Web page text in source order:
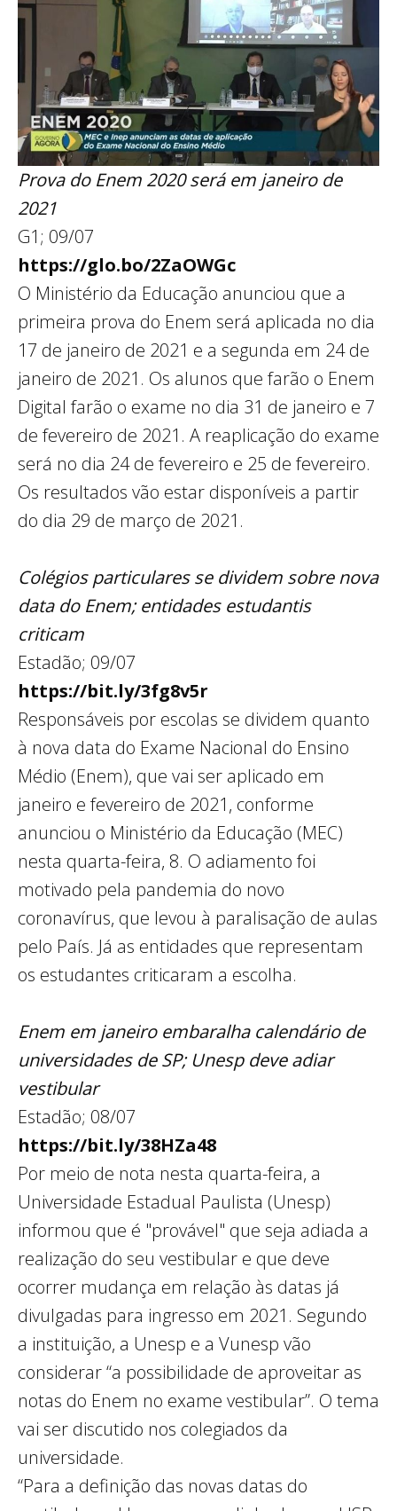
Prova do Enem 2020 será em janeiro de
2021
G1; 09/07
https://glo.bo/2ZaOWGc
O Ministério da Educação anunciou que a
primeira prova do Enem será aplicada no dia
17 de janeiro de 2021 e a segunda em 24 de
janeiro de 2021. Os alunos que farão o Enem
Digital farão o exame no dia 31 de janeiro e 7
de fevereiro de 2021. A reaplicação do exame
será no dia 24 de fevereiro e 25 de fevereiro.
Os resultados vão estar disponíveis a partir
do dia 29 de março de 2021.
Colégios particulares se dividem sobre nova
data do Enem; entidades estudantis
criticam
Estadão; 09/07
https://bit.ly/3fg8v5r
Responsáveis por escolas se dividem quanto
à nova data do Exame Nacional do Ensino
Médio (Enem), que vai ser aplicado em
janeiro e fevereiro de 2021, conforme
anunciou o Ministério da Educação (MEC)
nesta quarta-feira, 8. O adiamento foi
motivado pela pandemia do novo
coronavírus, que levou à paralisação de aulas
pelo País. Já as entidades que representam
os estudantes criticaram a escolha.
Enem em janeiro embaralha calendário de
universidades de SP; Unesp deve adiar
vestibular
Estadão; 08/07
https://bit.ly/38HZa48
Por meio de nota nesta quarta-feira, a
Universidade Estadual Paulista (Unesp)
informou que é "provável" que seja adiada a
realização do seu vestibular e que deve
ocorrer mudança em relação às datas já
divulgadas para ingresso em 2021. Segundo
a instituição, a Unesp e a Vunesp vão
considerar “a possibilidade de aproveitar as
notas do Enem no exame vestibular”. O tema
vai ser discutido nos colegiados da
universidade.
“Para a definição das novas datas do